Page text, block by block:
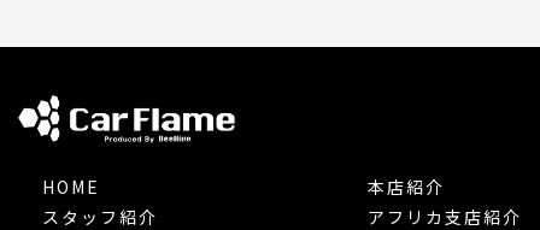
HOME
スタッフ紹介
本店紹介
アフリカ支店紹介